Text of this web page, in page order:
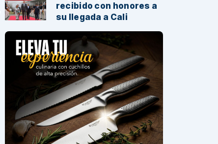
recibido con honores a
su llegada a Cali